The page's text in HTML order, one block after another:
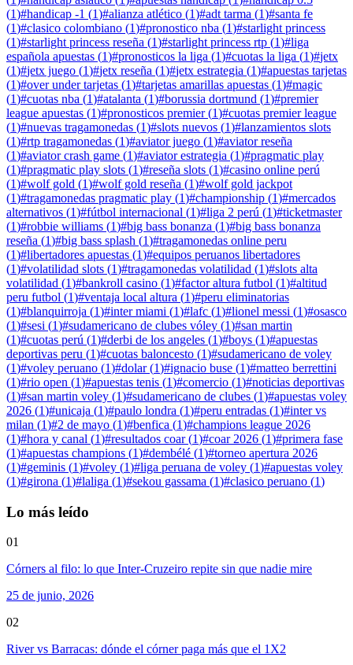
(1)#handicap -1 (1)#alianza atlético (1)#adt tarma (1)#santa fe
(1)#clasico colombiano (1)#pronostico nba (1)#starlight princess
(1)#starlight princess reseña (1)#starlight princess rtp (1)#liga
española apuestas (1)#pronosticos la liga (1)#cuotas la liga (1)#jetx
(1)#jetx juego (1)#jetx reseña (1)#jetx estrategia (1)#apuestas tarjetas
(1)#over under tarjetas (1)#tarjetas amarillas apuestas (1)#magic
(1)#cuotas nba (1)#atalanta (1)#borussia dortmund (1)#premier
league apuestas (1)#pronosticos premier(1)#cuotas premier league
(1)#nuevas tragamonedas (1)#slots nuevos (1)#lanzamientos slots
(1)#rtp tragamonedas (1)#aviator juego (1)#aviator reseña
(1)#aviator crash game (1)#aviator estrategia (1)#pragmatic play
(1)#pragmatic play slots (1)#reseña slots (1)#casino online perú
(1)#wolf gold (1)#wolf gold reseña (1)#wolf gold jackpot
(1)#tragamonedas pragmatic play (1)#championship (1)#mercados
alternativos (1)#fútbol internacional (1)#liga 2 perú (1)#ticketmaster
(1)#robbie williams (1)#big bass bonanza (1)#big bass bonanza
reseña (1)#big bass splash (1)#tragamonedas online peru
(1)#libertadores apuestas (1)#equipos peruanos libertadores
(1)#volatilidad slots (1)#tragamonedas volatilidad (1)#slots alta
volatilidad (1)#bankroll casino (1)#factor altura futbol (1)#altitud
peru futbol (1)#ventaja local altura (1)#peru eliminatorias
(1)#blanquirroja (1)#inter miami (1)#lafc (1)#lionel messi (1)#osasco
(1)#sesi (1)#sudamericano de clubes vóley (1)#san martin
(1)#cuotas perú (1)#derbi de los angeles (1)#boys (1)#apuestas
deportivas peru (1)#cuotas baloncesto (1)#sudamericano de voley
(1)#voley peruano (1)#dolar(1)#ignacio buse (1)#matteo berrettini
(1)#rio open (1)#apuestas tenis (1)#comercio (1)#noticias deportivas
(1)#san martin voley (1)#sudamericano de clubes (1)#apuestas voley
2026 (1)#unicaja (1)#paulo londra (1)#peru entradas (1)#inter vs
milan (1)#2 de mayo (1)#benfica (1)#champions league 2026
(1)#hora y canal (1)#resultados coar(1)#coar 2026 (1)#primera fase
(1)#apuestas champions (1)#dembélé (1)#torneo apertura 2026
(1)#geminis (1)#voley (1)#liga peruana de voley (1)#apuestas voley
(1)#girona (1)#laliga (1)#sekou gassama (1)#clasico peruano (1)
Lo más leído
01
Córners al filo: lo que Inter-Cruzeiro repite sin que nadie mire
25 de junio, 2026
02
River vs Barracas: dónde el córner paga más que el 1X2